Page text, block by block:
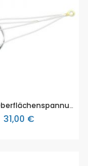
Ring für Oberflächenspannung, 3B Scientific (1000797 [U8412160])
31,00 €